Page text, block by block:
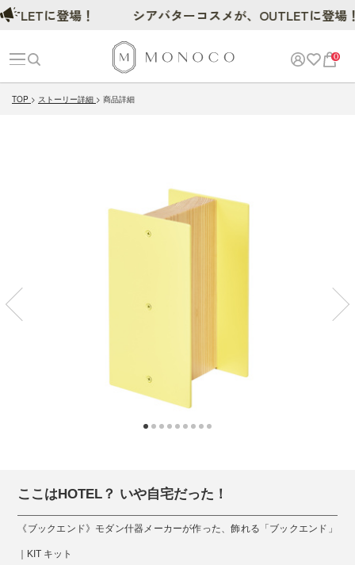
0
TOP ストーリー詳細 商品詳細
ここはHOTEL？ いや自宅だった！
《ブックエンド》モダン什器メーカーが作った、飾れる「ブックエンド」
｜KIT キット
に登場！ シアバターコスメが、OUTLETに登場！